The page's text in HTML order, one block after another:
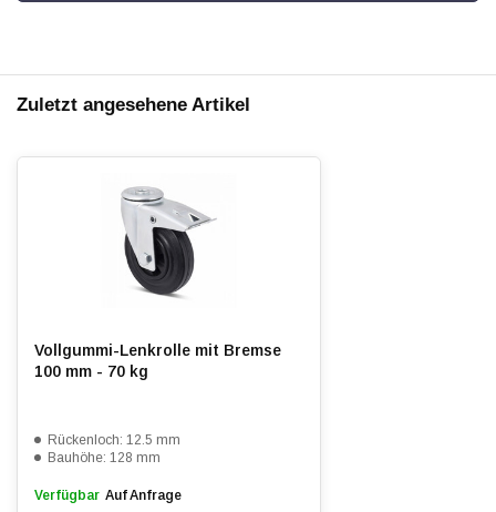
Zuletzt angesehene Artikel
Vollgummi-Lenkrolle mit Bremse
100 mm - 70 kg
Rückenloch: 12.5 mm
Bauhöhe: 128 mm
Verfügbar Auf Anfrage